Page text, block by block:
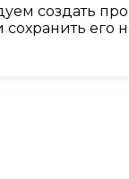
создать
его